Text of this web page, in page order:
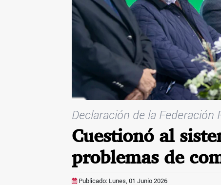
Declaración de la
Cuestionó al
problemas de
Publicado: Lunes, 01 Junio 2026